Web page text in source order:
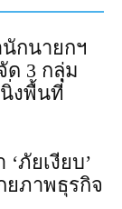
นักนายกฯ
ด 3 กลุ่ม
งพื้นที่
‘ภัยเงียบ’
ภาพธุรกิจ